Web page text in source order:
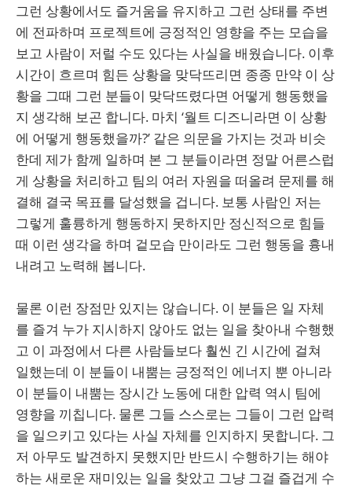
그런 상황에서도 즐거움을 유지하고 그런 상태를 주변
에 전파하며 프로젝트에 긍정적인 영향을 주는 모습을
보고 사람이 저럴 수도 있다는 사실을 배웠습니다. 이후
시간이 흐르며 힘든 상황을 맞닥뜨리면 종종 만약 이 상
황을 그때 그런 분들이 맞닥뜨렸다면 어떻게 행동했을
지 생각해 보곤 합니다. 마치 ‘월트 디즈니라면 이 상황
에 어떻게 행동했을까?’ 같은 의문을 가지는 것과 비슷
한데 제가 함께 일하며 본 그 분들이라면 정말 어른스럽
게 상황을 처리하고 팀의 여러 자원을 떠올려 문제를 해
결해 결국 목표를 달성했을 겁니다. 보통 사람인 저는
그렇게 훌륭하게 행동하지 못하지만 정신적으로 힘들
때 이런 생각을 하며 겉모습 만이라도 그런 행동을 흉내
내려고 노력해 봅니다.
물론 이런 장점만 있지는 않습니다. 이 분들은 일 자체
를 즐겨 누가 지시하지 않아도 없는 일을 찾아내 수행했
고 이 과정에서 다른 사람들보다 훨씬 긴 시간에 걸쳐
일했는데 이 분들이 내뿜는 긍정적인 에너지 뿐 아니라
이 분들이 내뿜는 장시간 노동에 대한 압력 역시 팀에
영향을 끼칩니다. 물론 그들 스스로는 그들이 그런 압력
을 일으키고 있다는 사실 자체를 인지하지 못합니다. 그
저 아무도 발견하지 못했지만 반드시 수행하기는 해야
하는 새로운 재미있는 일을 찾았고 그냥 그걸 즐겁게 수